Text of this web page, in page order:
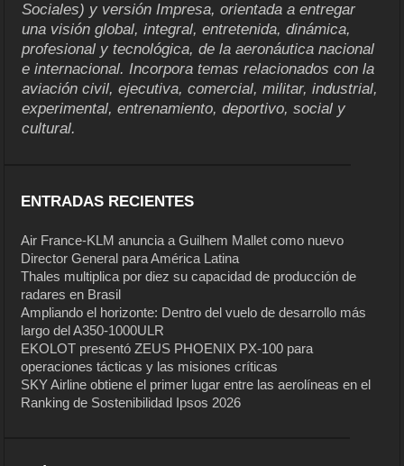
Sociales) y versión Impresa, orientada a entregar
una visión global, integral, entretenida, dinámica,
profesional y tecnológica, de la aeronáutica nacional
e internacional. Incorpora temas relacionados con la
aviación civil, ejecutiva, comercial, militar, industrial,
experimental, entrenamiento, deportivo, social y
cultural.
ENTRADAS RECIENTES
Air France-KLM anuncia a Guilhem Mallet como nuevo
Director General para América Latina
Thales multiplica por diez su capacidad de producción de
radares en Brasil
Ampliando el horizonte: Dentro del vuelo de desarrollo más
largo del A350-1000ULR
EKOLOT presentó ZEUS PHOENIX PX-100 para
operaciones tácticas y las misiones críticas
SKY Airline obtiene el primer lugar entre las aerolíneas en el
Ranking de Sostenibilidad Ipsos 2026